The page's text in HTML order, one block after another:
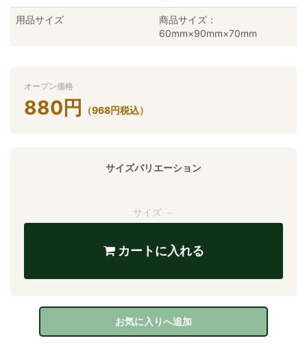
用品サイズ
商品サイズ：
60mm×90mm×70mm
オープン価格
880 円 （968円税込）
サイズバリエーション
サイズ －
カートに入れる
お気に入りへ追加